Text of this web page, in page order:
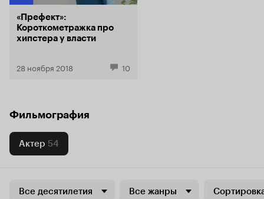
«Префект»:
Короткометражка про
хипстера у власти
28 ноября 2018 10
Фильмография
Актер 54
Все десятилетия Все жанры